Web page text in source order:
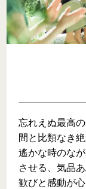
忘れえぬ最高
間と比類なき絶
遙かな時のな
させる、気品
歓びと感動が